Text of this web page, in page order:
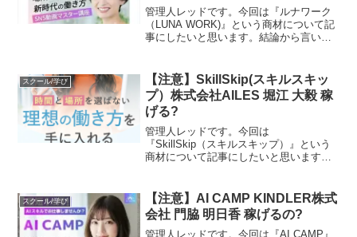
管理人レッドです。今回は『ルナワーク
（LUNA WORK)』という商材について記
事にしたいと思います。結論から言いま
す。特定商取引法に基づく表示販売業者
株式会社ルナル運営...
スクール/学び
【注意】SkillSkip(スキルスキッ
プ）株式会社AILES 堀江 大毅 稼
げる?
管理人レッドです。今回は
『SkillSkip（スキルスキップ）』という
商材について記事にしたいと思います。
たいと思います。特定商取引法に基づく
表示販売事業者株式会社AI...
スクール/学び
【注意】AI CAMP KINDLER株式
会社 門脇 明日香 稼げるの?
管理人レッドです。今回は『AI CAMP』